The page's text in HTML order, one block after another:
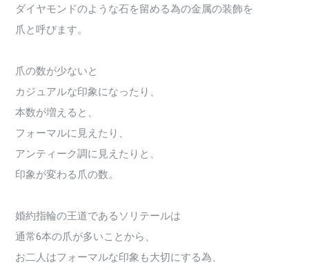
ダイヤモンドのような石を留める為の金属の装飾を
爪と呼びます。
爪の数が少ないと
カジュアルな印象になったり、
本数が増えると、
フォーマルに見えたり、
アンティーク調に見えたりと、
印象が変わる爪の数。
婚約指輪の王道であるソリテールは
通常6本の爪が多いことから、
お二人はフォーマルな印象も大切にする為、